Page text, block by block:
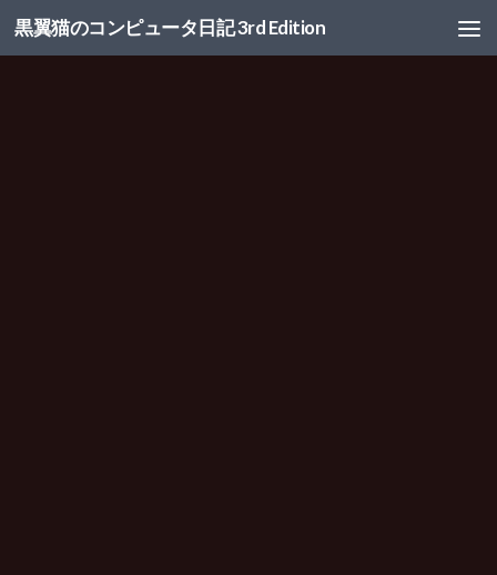
コンテンツへスキップ
黒翼猫のコンピュータ日記 3rd Edition